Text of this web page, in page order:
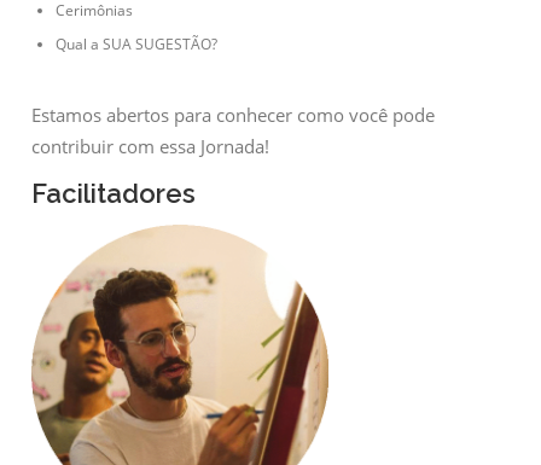
Cerimônias
Qual a SUA SUGESTÃO?
Estamos abertos para conhecer como você pode
contribuir com essa Jornada!
Facilitadores